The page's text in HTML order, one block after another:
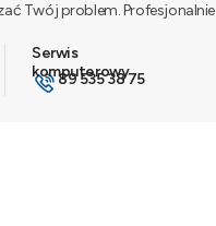
Twój problem. Profesjonalnie
89 535 38 75